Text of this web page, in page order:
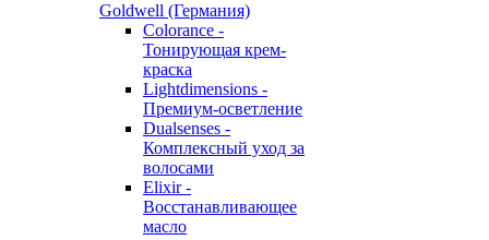
Goldwell (Германия)
Colorance -
Тонирующая крем-
краска
Lightdimensions -
Премиум-осветление
Dualsenses -
Комплексный уход за
волосами
Elixir -
Восстанавливающее
масло